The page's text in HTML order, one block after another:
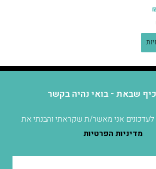
שבאת - בואי נהיה בקשר
אני מאשר/ת שקראתי והבנתי את
מדיניות הפרטיות